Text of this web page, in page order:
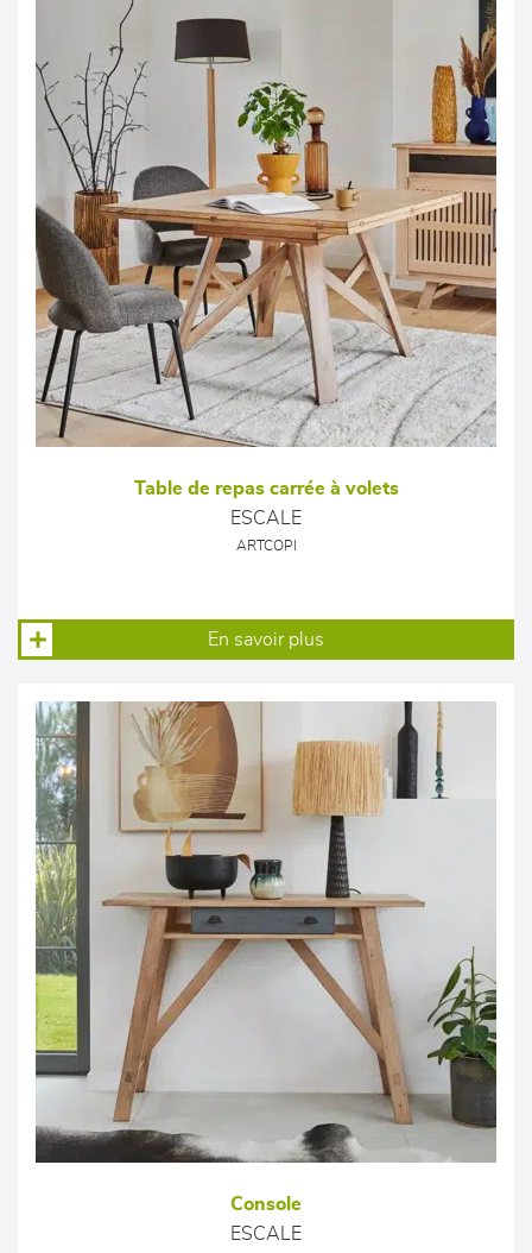
Table de repas carrée à volets
ESCALE
ARTCOPI
En savoir plus
Console
ESCALE